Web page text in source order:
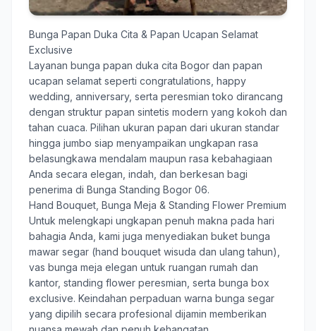
Bunga Papan Duka Cita & Papan Ucapan Selamat
Exclusive
Layanan bunga papan duka cita Bogor dan papan
ucapan selamat seperti congratulations, happy
wedding, anniversary, serta peresmian toko dirancang
dengan struktur papan sintetis modern yang kokoh dan
tahan cuaca. Pilihan ukuran papan dari ukuran standar
hingga jumbo siap menyampaikan ungkapan rasa
belasungkawa mendalam maupun rasa kebahagiaan
Anda secara elegan, indah, dan berkesan bagi
penerima di Bunga Standing Bogor 06.
Hand Bouquet, Bunga Meja & Standing Flower Premium
Untuk melengkapi ungkapan penuh makna pada hari
bahagia Anda, kami juga menyediakan buket bunga
mawar segar (hand bouquet wisuda dan ulang tahun),
vas bunga meja elegan untuk ruangan rumah dan
kantor, standing flower peresmian, serta bunga box
exclusive. Keindahan perpaduan warna bunga segar
yang dipilih secara profesional dijamin memberikan